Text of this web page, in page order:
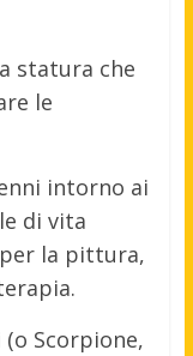
statura che
le
intorno ai
di vita
la pittura,
(o Scorpione,